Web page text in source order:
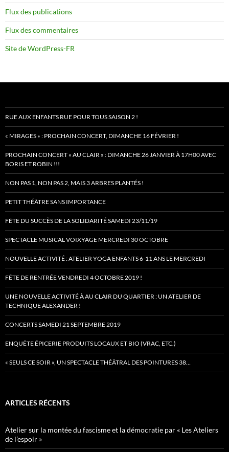
Flux des publications
Flux des commentaires
Site de WordPress-FR
RUE AUX ENFANTS RUE POUR TOUS SAISON 2 !
« MIRAGES » : PROCHAIN CONCERT, DIMANCHE 16 FÉVRIER !
PROCHAIN CONCERT « AU CLAIR » : DIMANCHE 26 JANVIER À 17H00 AVEC
BORIS ET ROBIN !!!
NON PAS 1, NON PAS 2, MAIS 3 ARBRES PLANTÉS !
PETIT THÉÂTRE SANS IMPORTANCE
FÊTE DU SUCCÈS DE LA SOLIDARITÉ SAMEDI 23/11/19
SPECTACLE MUSICAL VOIXYÂGE MERCREDI 30 OCTOBRE
NOUVELLE ACTIVITÉ : ATELIER YOGA ENFANTS 6-11 ANS LE MERCREDI
FÊTE DE RENTRÉE VENDREDI 4 OCTOBRE 2019 !
UNE NOUVELLE ACTIVITÉ À AU CLAIR DU QUARTIER : UN ATELIER DE
TECHNIQUE ALEXANDER !
CONCERTS SAMEDI 21 SEPTEMBRE 2019
ENQUÊTE ÉPICERIE PRODUITS LOCAUX ET BIO (VRAC, ETC.)
« SEULS CE SOIR », UN SPECTACLE THÉÂTRAL DES POINTURES 38…
ARTICLES RÉCENTS
Atelier sur la montée du fascisme et la démocratie par « Les Ateliers
de l’espoir »